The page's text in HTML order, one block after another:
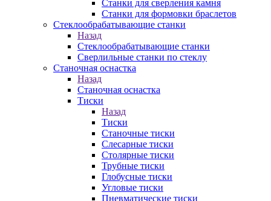
Станки для сверления камня
Станки для формовки браслетов
Стеклообрабатывающие станки
Назад
Стеклообрабатывающие станки
Сверлильные станки по стеклу
Станочная оснастка
Назад
Станочная оснастка
Тиски
Назад
Тиски
Станочные тиски
Слесарные тиски
Столярные тиски
Трубные тиски
Глобусные тиски
Угловые тиски
Пневматические тиски